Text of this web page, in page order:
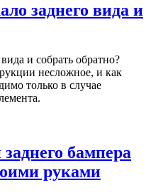
заднего вида и
и собрать обратно?
несложное, и как
только в случае
бампера
руками